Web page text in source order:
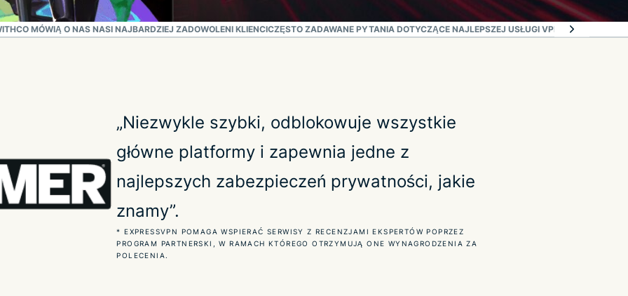
CO MÓWIĄ O NAS NASI NAJBARDZIEJ ZADOWOLENI KLIENCICZĘSTO ZADAWANE PYTANIA DOTYCZĄCE NAJLEPSZEJ USŁUGI VPN DLA VALORANT
„Niezwykle szybki, odblokowuje wszystkie
główne platformy i zapewnia jedne z
najlepszych zabezpieczeń prywatności, jakie
znamy”.
* EXPRESSVPN POMAGA WSPIERAĆ SERWISY Z RECENZJAMI EKSPERTÓW POPRZEZ
PROGRAM PARTNERSKI, W RAMACH KTÓREGO OTRZYMUJĄ ONE WYNAGRODZENIA ZA
POLECENIA.